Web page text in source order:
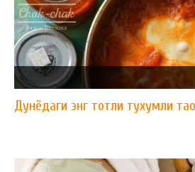
Дунёдаги энг тотли тухумли